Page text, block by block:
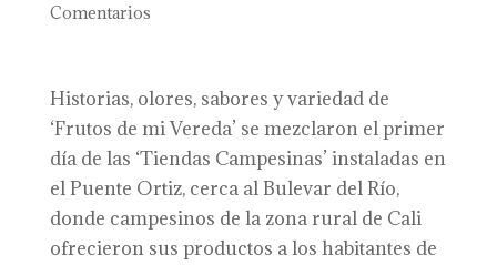
Comentarios
Historias, olores, sabores y variedad de
‘Frutos de mi Vereda’ se mezclaron el primer
día de las ‘Tiendas Campesinas’ instaladas en
el Puente Ortiz, cerca al Bulevar del Río,
donde campesinos de la zona rural de Cali
ofrecieron sus productos a los habitantes de